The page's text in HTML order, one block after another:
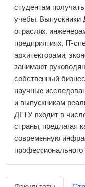
студентам
учебы. Выпускники
отраслях:
предприятиях, IT-
архитекторами,
занимают
собственный
научные
и выпускникам
ДГТУ входит в
страны, предлагая
современную
профессионального